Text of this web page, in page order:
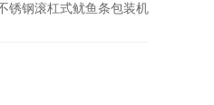
锈钢滚杠式鱿鱼条包装机